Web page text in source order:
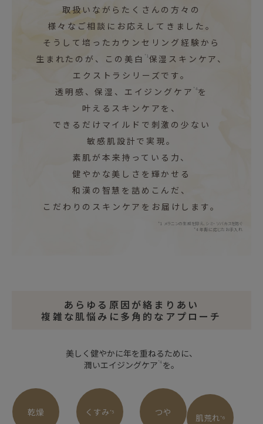
取扱いながらたくさんの方々の
様々なご相談にお応えしてきました。
そうして培ったカウンセリング経験から
生まれたのが、この美白 *1保湿スキンケア、
エクストラシリーズです。
透明感、保湿、エイジングケア *4 を
叶えるスキンケアを、
できるだけマイルドで刺激の少ない
敏感肌設計で実現。
素肌が本来持っている力、
健やかな美しさを輝かせる
和漢の智慧を詰めこんだ、
こだわりのスキンケアをお届けします。
*1 メラニンの生成を抑え、シミ・ソバカスを防ぐ
*4 年齢に応じたお手入れ
あらゆる原因が絡まりあい
複雑な肌悩みに多角的なアプローチ
美しく健やかに年を重ねるために、
潤いエイジングケア *4 を。
乾燥 くすみ *5 つや 肌荒れ *6